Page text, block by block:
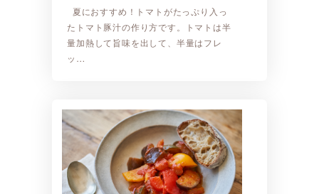
夏におすすめ！トマトがたっぷり入っ
たトマト豚汁の作り方です。トマトは半
量加熱して旨味を出して、半量はフレ
ッ…